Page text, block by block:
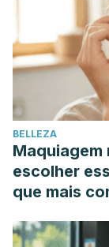
bloqueos
para
toracotomías:
Journal of
https://
Verger-
Ungemach, G.
próstata de
pacientes
Córdova, A.
BELLEZA
Maquiagem
escolher
que mais